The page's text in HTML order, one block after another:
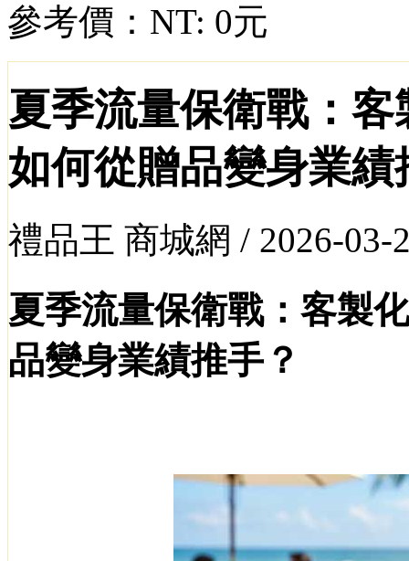
參考價： NT: 0元
夏季流量保衛戰：
如何從贈品變身業績
禮品王 商城網 / 2026-03-
夏季流量保衛戰：客製
品變身業績推手？